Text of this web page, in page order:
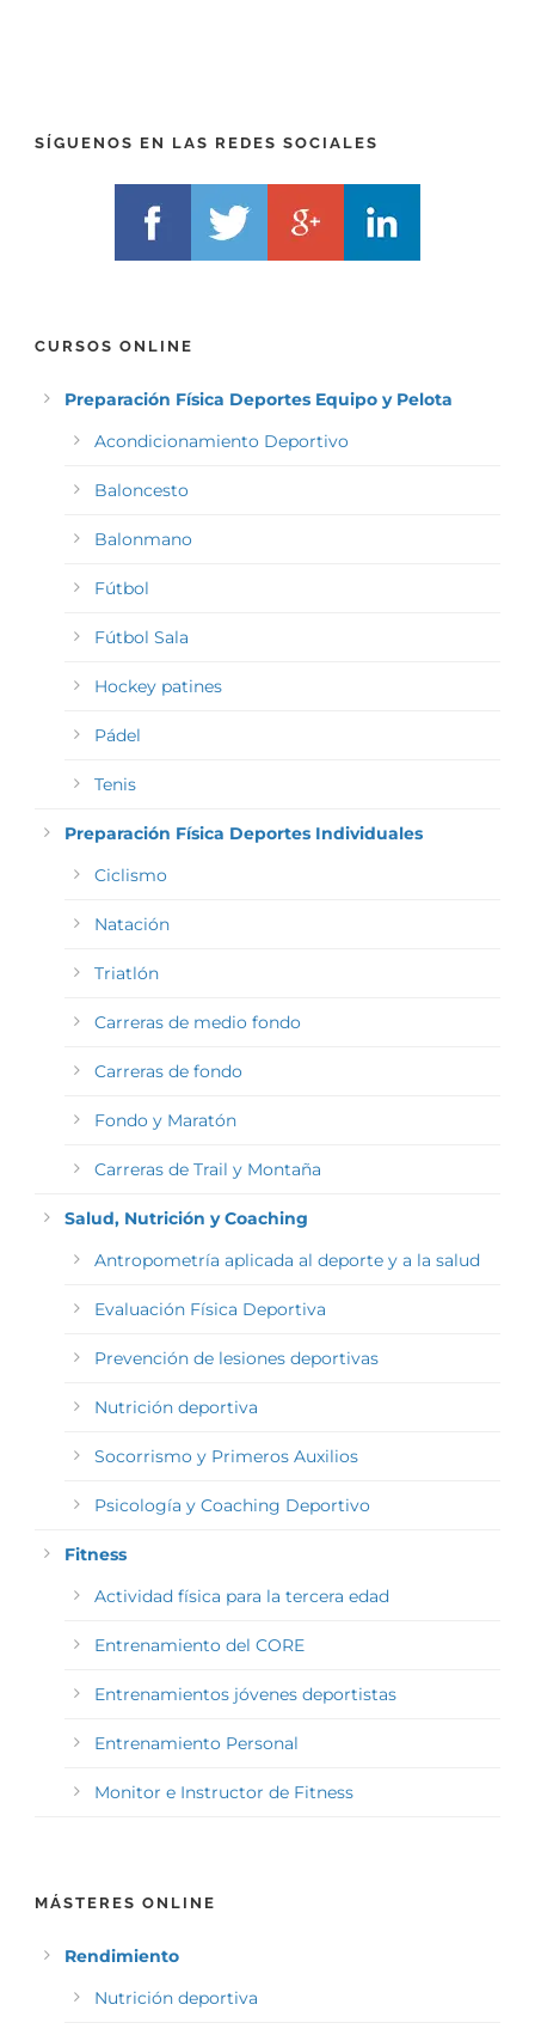
SÍGUENOS EN LAS REDES SOCIALES
CURSOS ONLINE
Preparación Física Deportes Equipo y Pelota
Acondicionamiento Deportivo
Baloncesto
Balonmano
Fútbol
Fútbol Sala
Hockey patines
Pádel
Tenis
Preparación Física Deportes Individuales
Ciclismo
Natación
Triatlón
Carreras de medio fondo
Carreras de fondo
Fondo y Maratón
Carreras de Trail y Montaña
Salud, Nutrición y Coaching
Antropometría aplicada al deporte y a la salud
Evaluación Física Deportiva
Prevención de lesiones deportivas
Nutrición deportiva
Socorrismo y Primeros Auxilios
Psicología y Coaching Deportivo
Fitness
Actividad física para la tercera edad
Entrenamiento del CORE
Entrenamientos jóvenes deportistas
Entrenamiento Personal
Monitor e Instructor de Fitness
MÁSTERES ONLINE
Rendimiento
Nutrición deportiva